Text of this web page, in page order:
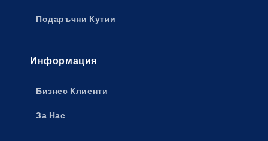
Подаръчни Кутии
Информация
Бизнес Клиенти
За Нас